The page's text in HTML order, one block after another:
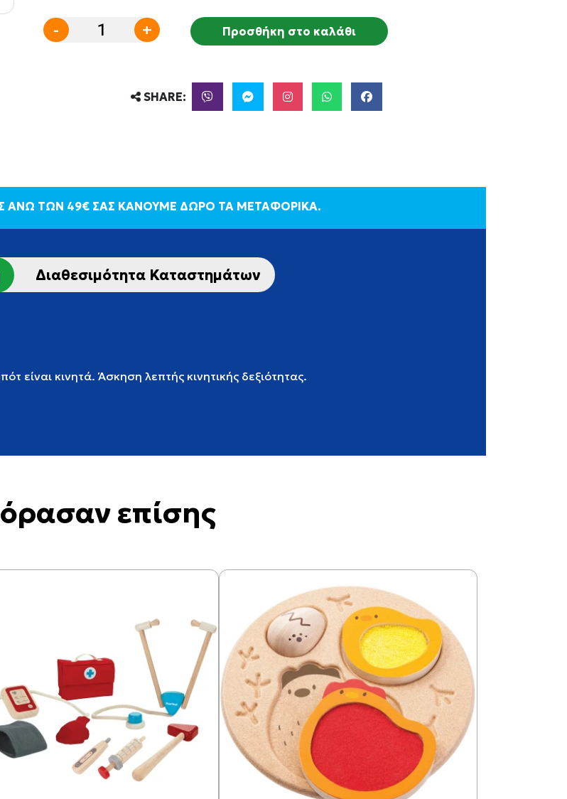
- + Προσθήκη στο καλάθι
SHARE:
ΑΝΩ ΤΩΝ 49€ ΣΑΣ ΚΑΝΟΥΜΕ ΔΩΡΟ ΤΑ ΜΕΤΑΦΟΡΙΚΑ.
Διαθεσιμότητα Καταστημάτων
είναι κινητά. Άσκηση λεπτής κινητικής δεξιότητας.
επίσης